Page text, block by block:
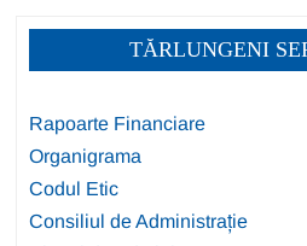
TĂRLUNGENI
Rapoarte Financiare
Organigrama
Codul Etic
Consiliul de Administrație